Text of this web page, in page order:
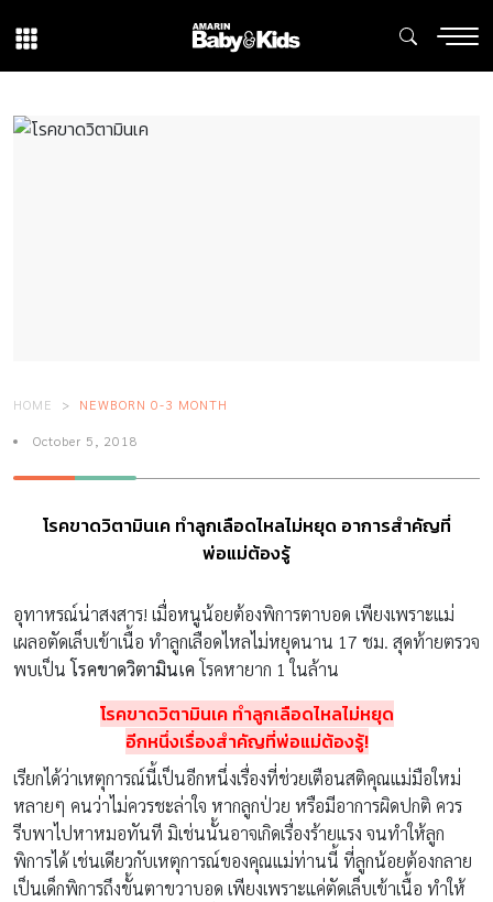
HOME NEWBORN 0-3 MONTH
October 5, 2018
โรคขาดวิตามินเค ทำลูกเลือดไหลไม่หยุด อาการสำคัญที่
พ่อแม่ต้องรู้
อุทาหรณ์น่าสงสาร! เมื่อหนูน้อยต้องพิการตาบอด เพียงเพราะแม่
เผลอตัดเล็บเข้าเนื้อ ทำลูกเลือดไหลไม่หยุดนาน 17 ชม. สุดท้ายตรวจ
พบเป็นโรคขาดวิตามินเค โรคหายาก 1 ในล้าน
โรคขาดวิตามินเค ทำลูกเลือดไหลไม่หยุด
อีกหนึ่งเรื่องสำคัญที่พ่อแม่ต้องรู้!
เรียกได้ว่าเหตุการณ์นี้เป็นอีกหนึ่งเรื่องที่ช่วยเตือนสติคุณแม่มือใหม่
หลายๆ คนว่าไม่ควรชะล่าใจ หากลูกป่วย หรือมีอาการผิดปกติ ควร
รีบพาไปหาหมอทันที มิเช่นนั้นอาจเกิดเรื่องร้ายแรง จนทำให้ลูก
พิการได้ เช่นเดียวกับเหตุการณ์ของคุณแม่ท่านนี้ ที่ลูกน้อยต้องกลาย
เป็นเด็กพิการถึงขั้นตาขวาบอด เพียงเพราะแค่ตัดเล็บเข้าเนื้อ ทำให้